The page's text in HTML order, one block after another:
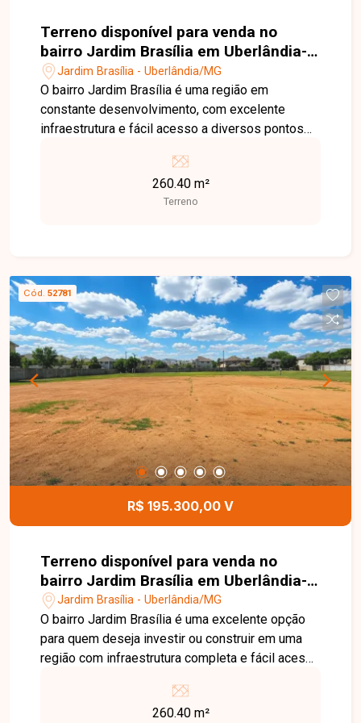
Terreno disponível para venda no
bairro Jardim Brasília em Uberlândia-
MGJardim Brasília - Uberlândia/MG
O bairro Jardim Brasília é uma região em
constante desenvolvimento, com excelente
infraestrutura e fácil acesso a diversos pontos
supermercados, farmácias e serviços
essenciais, tornando-se uma ótima opção tanto
para moradia quanto para investimento. Terreno
residencial, com ótimo aproveitamento do
espaço e localização privilegiada em um bairro
consolidado. Entre em contato com a Delta
Imóveis e agende um atendimento. Nossa equipe
está pronta para apresentar todos os detalhes
deste imóvel e ajudar você a realizar um
excelente investimento.
260.40 m²
Terreno
Cód. 52781
R$ 195.300,00 V
Terreno disponível para venda no
bairro Jardim Brasília em Uberlândia-
MGJardim Brasília - Uberlândia/MG
O bairro Jardim Brasília é uma excelente opção
para quem deseja investir ou construir em uma
região com infraestrutura completa e fácil acesso
comércios, escolas, supermercados, farmácias e
serviços essenciais, oferece praticidade e
260.40 m²